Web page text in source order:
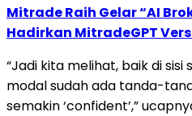
Mitrade Raih Gelar “AI
Hadirkan MitradeGPT
“Jadi kita melihat, baik di
modal sudah ada tanda-
semakin ‘confident’,”